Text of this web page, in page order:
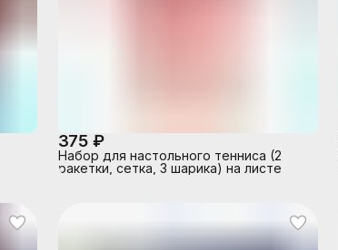
375 ₽
Набор для настольного тенниса (2
ракетки, сетка, 3 шарика) на листе